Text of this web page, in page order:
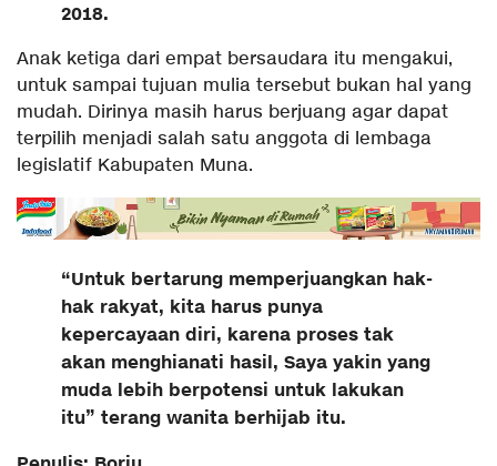
2018.
Anak ketiga dari empat bersaudara itu mengakui,
untuk sampai tujuan mulia tersebut bukan hal yang
mudah. Dirinya masih harus berjuang agar dapat
terpilih menjadi salah satu anggota di lembaga
legislatif Kabupaten Muna.
“Untuk bertarung memperjuangkan hak-
hak rakyat, kita harus punya
kepercayaan diri, karena proses tak
akan menghianati hasil, Saya yakin yang
muda lebih berpotensi untuk lakukan
itu” terang wanita berhijab itu.